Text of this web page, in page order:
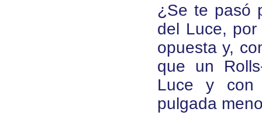
¿Se te pasó
del Luce,
opuesta y,
que un
Luce y con
pulgada